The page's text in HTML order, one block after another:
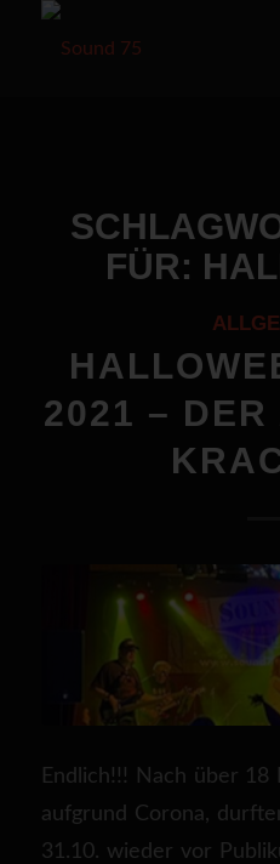
FÜR:
2021 – DER
Endlich!!! Nach über 18
aufgrund Corona,
31.10. wieder vor